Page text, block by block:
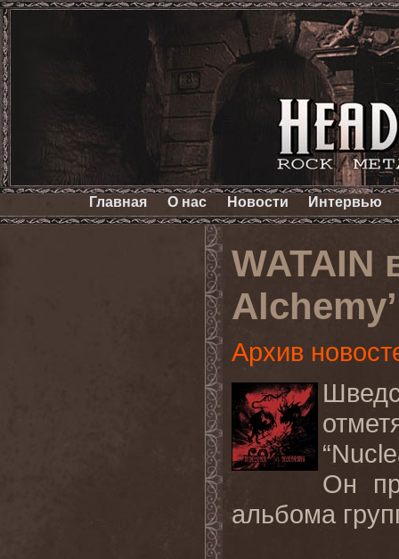
Главная О нас Новости Интервью
WATAIN
Архив
Он
альбома